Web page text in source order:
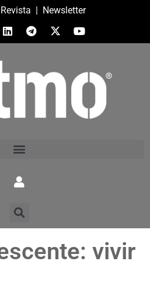
Revista | Newsletter
vivir